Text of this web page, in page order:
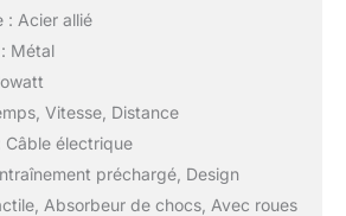
: Acier allié
Métal
Vitesse, Distance
Câble électrique
préchargé, Design
Absorbeur de chocs, Avec roues